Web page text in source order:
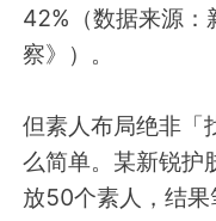
42%（数据来源：
察》）。
但素人布局绝非「
么简单。某新锐护
放50个素人，结